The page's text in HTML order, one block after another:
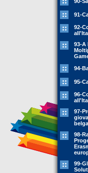
91-
92-
93-A
94-
95-
96-
97-
98-
99-